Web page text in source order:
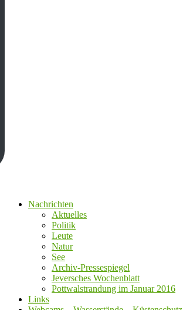
Nachrichten
Aktuelles
Politik
Leute
Natur
See
Archiv-Pressespiegel
Jeversches Wochenblatt
Pottwalstrandung im Januar 2016
Links